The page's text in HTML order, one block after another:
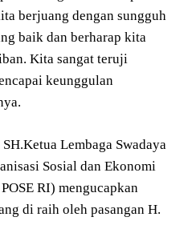
berjuang dengan sungguh
baik dan berharap kita
Kita sangat teruji
keunggulan
Lembaga Swadaya
Sosial dan Ekonomi
RI) mengucapkan
di raih oleh pasangan H.